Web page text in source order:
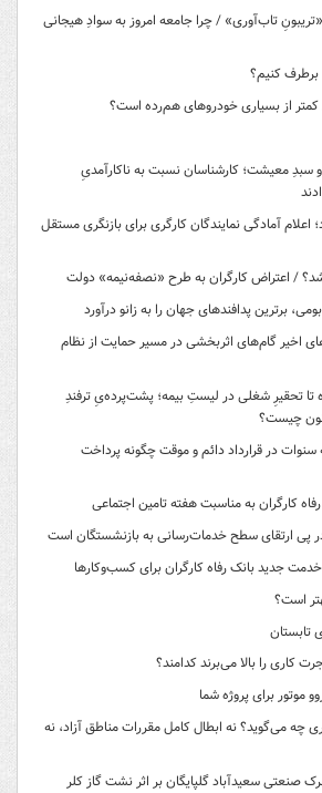
تاب‌آوری» / چرا جامعه امروز به سوادِ هیجانی
برطرف کنیم؟
کمتر از بسیاری خودروهای هم‌رده است؟
معیشت؛ کارشناسان نسبت به ناکارآمدیِ
آمادگی نمایندگان کارگری برای بازنگری مستقل
/ اعتراض کارگران به طرح «نصفه‌نیمه» دولت
برترین پدافندهای جهان را به زانو درآورد
اخیر گام‌های اثربخشی در مسیر حمایت از نظام
تحقیرِ شغلی در لیستِ بیمه؛ پشت‌پرده‌یِ ترفندِ
چیست؟
سنوات در قرارداد دائم و موقت چگونه پرداخت
کارگران به مناسبت هفته تامین اجتماعی
در پی ارتقای سطح خدمات‌رسانی به بازنشستگان است
جدید بانک رفاه کارگران برای کسب‌وکارها
است؟
تابستان
کاری را بالا می‌برند کدامند؟
موتور برای پروژه شما
چه می‌گوید؟ نه ابطال کامل مقررات مناطق آزاد، نه